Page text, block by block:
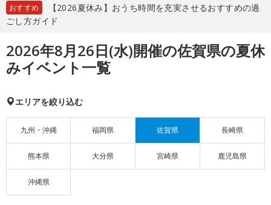
おすすめ
【2026夏休み】おうち時間を充実させるおすすめの過
ごし方ガイド
2026年8月26日(水)開催の佐賀県の夏休
みイベント一覧
エリアを絞り込む
九州・沖縄 福岡県 佐賀県 長崎県
熊本県 大分県 宮崎県 鹿児島県
沖縄県